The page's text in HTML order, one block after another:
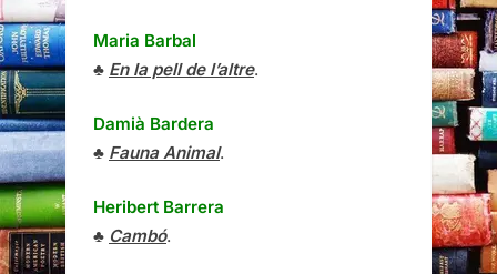
Maria Barbal
♣ En la pell de l’altre.
Damià Bardera
♣ Fauna Animal.
Heribert Barrera
♣ Cambó.